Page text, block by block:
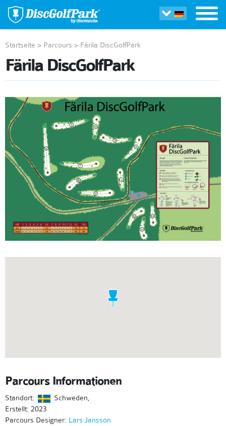
Startseite > Parcours > Färila DiscGolfPark
Färila DiscGolfPark
Parcours Informationen
Standort:
Schweden,
Erstellt: 2023
Parcours Designer: Lars Jansson